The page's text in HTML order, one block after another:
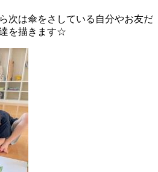
次は傘をさしている自分やお友だ
を描きます☆